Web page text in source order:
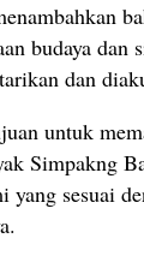
budaya dan
dan
untuk
Simpakng
yang sesuai